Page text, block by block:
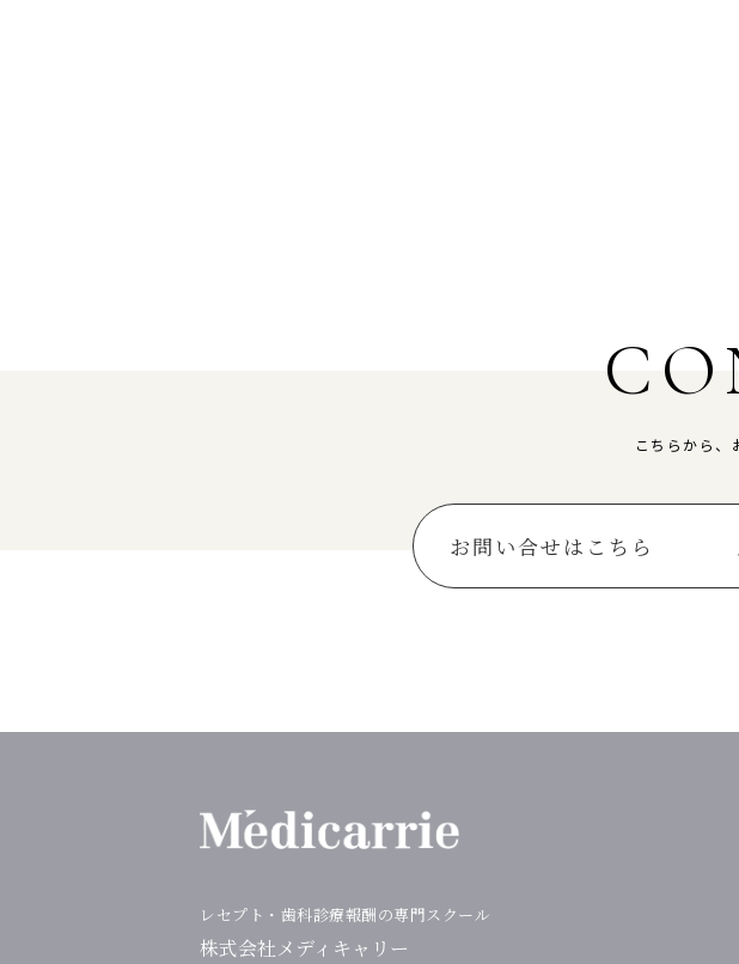
こちらから、
お問い合せはこちら
レセプト・⻭科診療報酬の専門スクール
株式会社メディキャリー